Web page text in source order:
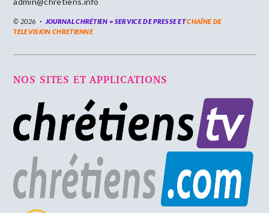
© 2026 JOURNAL CHRÉTIEN = SERVICE DE PRESSE ETCHAÎNE DE
TELEVISION CHRETIENNE
NOS SITES ET APPLICATIONS